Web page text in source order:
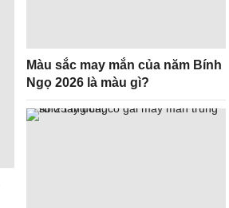
Màu sắc may mắn của năm Bính
Ngọ 2026 là màu gì?